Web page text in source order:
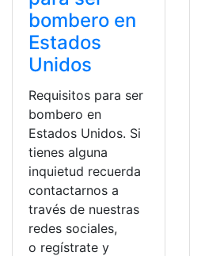
bombero en
Estados
Unidos
Requisitos para ser
bombero en
Estados Unidos. Si
tienes alguna
inquietud recuerda
contactarnos a
través de nuestras
redes sociales,
o regístrate y